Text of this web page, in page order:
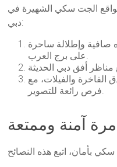
مواقع الجت سكي الشهيرة في
دبي:
صافية وإطلالة ساحرة
على برج العرب.
الفاخرة والفيلات، مع
فرص رائعة للتصوير.
آمنة وممتعة